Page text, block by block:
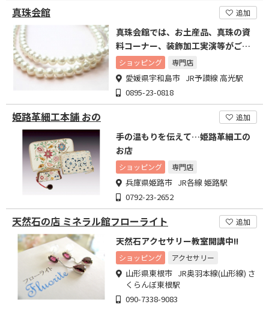
真珠会館 追加
真珠会館では、お土産品、真珠の資
料コーナー、装飾加工実演等がご覧
いただけます。
ショッピング 専門店
愛媛県宇和島市 JR予讃線 高光駅
0895-23-0818
姫路革細工本舗 おの 追加
手の温もりを伝えて…姫路革細工の
お店
ショッピング 専門店
兵庫県姫路市 JR各線 姫路駅
0792-23-2652
天然石の店 ミネラル館フローライト 追加
天然石アクセサリー教室開講中!!
ショッピング アクセサリー
山形県東根市 JR奥羽本線(山形線) さ
くらんぼ東根駅
090-7338-9083